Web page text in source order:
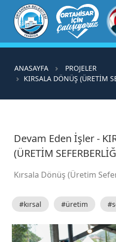
ANASAYFA
PROJELER
KIRSALA DÖNÜŞ (ÜRETİM
Devam Eden İşler -
(ÜRETİM
Kırsala Dönüş (Üretim
#kırsal #üretim